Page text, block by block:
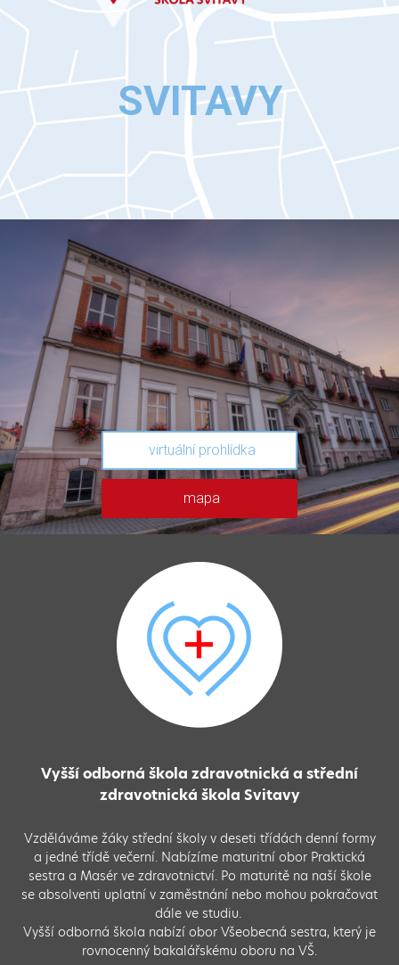
SVITAVY
virtuální prohlídka
mapa
Vyšší odborná škola zdravotnická a střední
zdravotnická škola Svitavy
Vzděláváme žáky střední školy v deseti třídách denní formy
a jedné třídě večerní. Nabízíme maturitní obor Praktická
sestra a Masér ve zdravotnictví. Po maturitě na naší škole
se absolventi uplatní v zaměstnání nebo mohou pokračovat
dále ve studiu.
Vyšší odborná škola nabízí obor Všeobecná sestra, který je
rovnocenný bakalářskému oboru na VŠ.